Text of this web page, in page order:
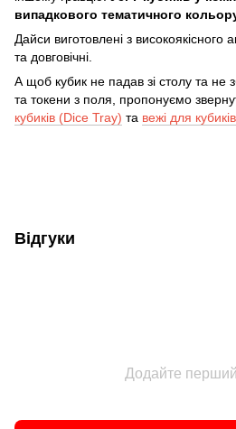
випадкового тематичного
Дайси виготовлені з високоякісного
та довговічні.
А щоб кубик не падав зі столу та не
та токени з поля, пропонуємо
кубиків (Dice Tray) та вежі для
Відгуки
Додайте перший